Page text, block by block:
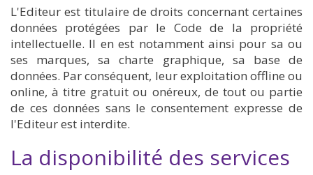
L'Editeur est titulaire de droits concernant certaines
données protégées par le Code de la propriété
intellectuelle. Il en est notamment ainsi pour sa ou
ses marques, sa charte graphique, sa base de
données. Par conséquent, leur exploitation offline ou
online, à titre gratuit ou onéreux, de tout ou partie
de ces données sans le consentement expresse de
l'Editeur est interdite.
La disponibilité des services